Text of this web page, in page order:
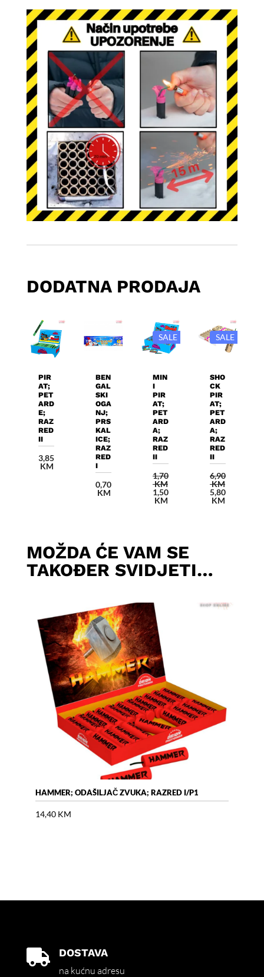
DODATNA PRODAJA
Košaricu
PIR
AT;
PET
ARD
E;
RAZ
RED
II
3,85
KM
Košaricu
BEN
GAL
SKI
OGA
NJ;
PRS
KAL
ICE;
RAZ
RED
I
0,70
KM
SALE
Košaricu
MIN
I
PIR
AT;
PET
ARD
A;
RAZ
RED
II
1,70
KM
Izvorna
cijena
1,50
KMTrenutna
SALE
Košaricu
SHO
CK
PIR
AT;
PET
ARD
A;
RAZ
RED
II
6,90
KM
Izvorna
cijena
5,80
KM
MOŽDA ĆE VAM SE
TAKOĐER SVIDJETI…
HAMMER; ODAŠILJAČ ZVUKA; RAZRED I/P1
14,40 KM
 DOSTAVA
na kućnu adresu